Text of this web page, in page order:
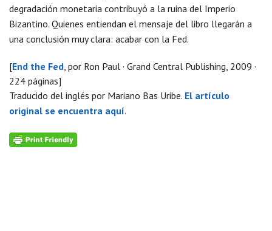
degradación monetaria contribuyó a la ruina del Imperio
Bizantino. Quienes entiendan el mensaje del libro llegarán a
una conclusión muy clara: acabar con la Fed.
[End the Fed, por Ron Paul · Grand Central Publishing, 2009 ·
224 páginas]
Traducido del inglés por Mariano Bas Uribe. El artículo
original se encuentra aquí.